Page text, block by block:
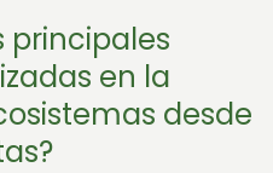
principales
en la
desde